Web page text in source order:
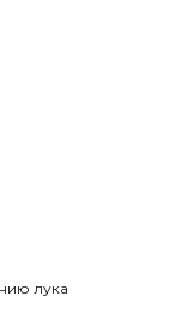
лука